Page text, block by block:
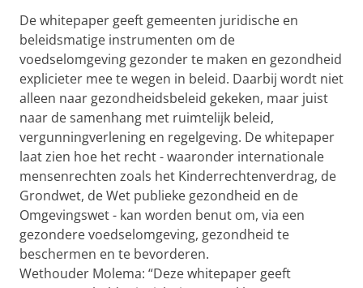
De whitepaper geeft gemeenten juridische en
beleidsmatige instrumenten om de
voedselomgeving gezonder te maken en gezondheid
explicieter mee te wegen in beleid. Daarbij wordt niet
alleen naar gezondheidsbeleid gekeken, maar juist
naar de samenhang met ruimtelijk beleid,
vergunningverlening en regelgeving. De whitepaper
laat zien hoe het recht - waaronder internationale
mensenrechten zoals het Kinderrechtenverdrag, de
Grondwet, de Wet publieke gezondheid en de
Omgevingswet - kan worden benut om, via een
gezondere voedselomgeving, gezondheid te
beschermen en te bevorderen.
Wethouder Molema: “Deze whitepaper geeft